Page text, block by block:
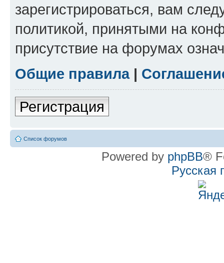
зарегистрироваться, вам
политикой, принятыми на
присутствие на форумах
Общие правила|
Регистрация
Список форумов
Powered by phpBB®
Русская